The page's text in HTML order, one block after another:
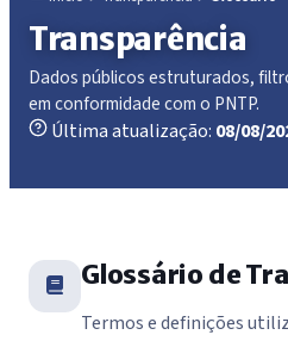
Transparência
Dados públicos estruturados,
em conformidade com o PNTP.
Última atualização: 08/08/
Glossário de
Termos e definições